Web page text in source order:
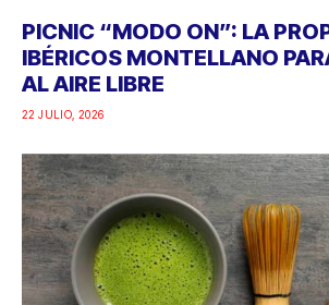
PICNIC “MODO ON”: LA
IBÉRICOS MONTELLANO
AL AIRE LIBRE
22 JULIO, 2026